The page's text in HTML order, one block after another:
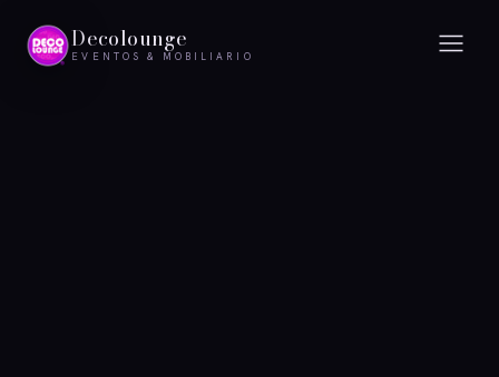
Decolounge
EVENTOS & MOBILIARIO